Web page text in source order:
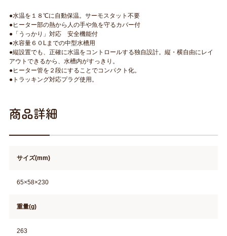
●水温を１８℃に自動保温。サーモスタット不要
●ヒーター部の熱から人の手や魚を守るカバー付
●「うっかり」対応 安全機能付
●水容量６０Lまでの中型水槽用
●縦設置でも、正確に水温をコントロールする独自設計。縦・横自由にレイ
アウトできるから、水槽内がすっきり。
●ヒーター管を２段にすることでコンパクト化。
●トラッキング対応プラグ使用。
商品詳細
サイズ(mm)
65×58×230
重量(g)
263